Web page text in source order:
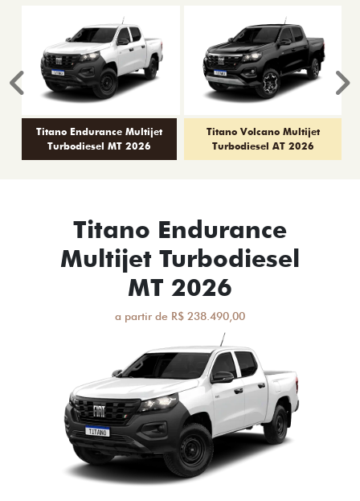
Titano Endurance Multijet
Turbodiesel MT 2026
Titano Volcano Multijet
Turbodiesel AT 2026
Anterior
Titano Endurance
Multijet Turbodiesel
MT 2026
a partir de R$ 238.490,00